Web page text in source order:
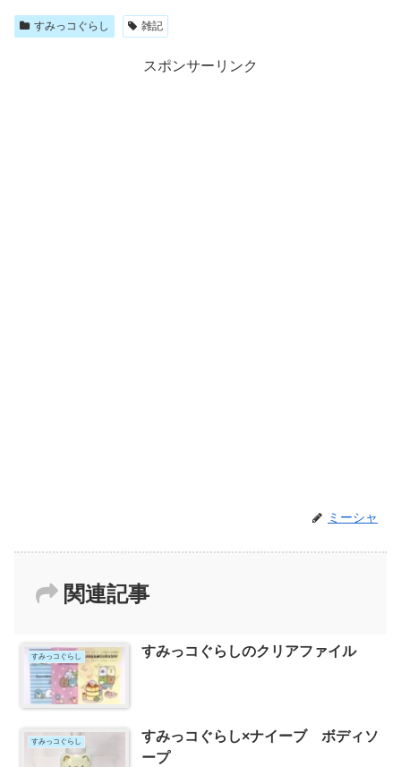
すみっコぐらし 雑記
スポンサーリンク
ミーシャ
関連記事
すみっコぐらし すみっコぐらしのクリアファイル
すみっコぐらし
すみっコぐらし×ナイーブ ボディソ
ープ